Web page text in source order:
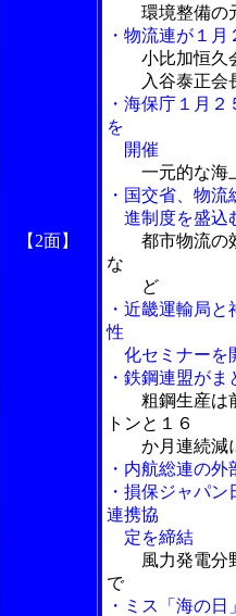
【2面】
環境整備の
・物流連が１
小比加恒久
入谷泰正会長
・海保庁１月
を
開催
一元的な海
・国交省、物
進制度を盛込
都市物流の
な
ど
・近畿運輸局
性
化セミナーを
・鉄鋼連盟が
粗鋼生産は
トンと１６
か月連続減
・内航総連の
・損保ジャパ
連携協
定を締結
風力発電分
で
・ミス「海の